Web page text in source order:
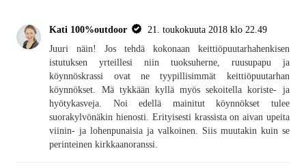
Kati 100%outdoor
21. toukokuuta 2018 klo 22.49
Juuri näin! Jos tehdä kokonaan keittiöpuutarhahenkisen
istutuksen yrteillesi niin tuoksuherne, ruusupapu ja
köynnöskrassi ovat ne tyypillisimmät keittiöpuutarhan
köynnökset. Mä tykkään kyllä myös sekoitella koriste- ja
hyötykasveja. Noi edellä mainitut köynnökset tulee
suorakylvönäkin hienosti. Erityisesti krassista on aivan upeita
viinin- ja lohenpunaisia ja valkoinen. Siis muutakin kuin se
perinteinen kirkkaanoranssi.